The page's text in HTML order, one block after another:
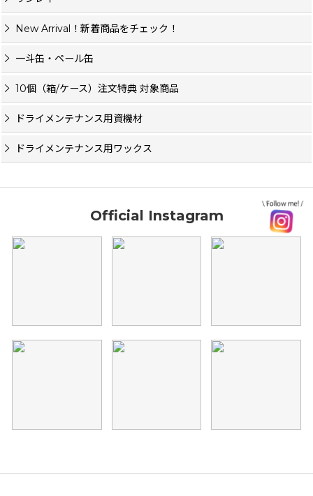
New Arrival！新着商品をチェック！
一斗缶・ペール缶
10個（箱/ケース）注文特典 対象商品
ドライメンテナンス用資機材
ドライメンテナンス用ワックス
Official Instagram